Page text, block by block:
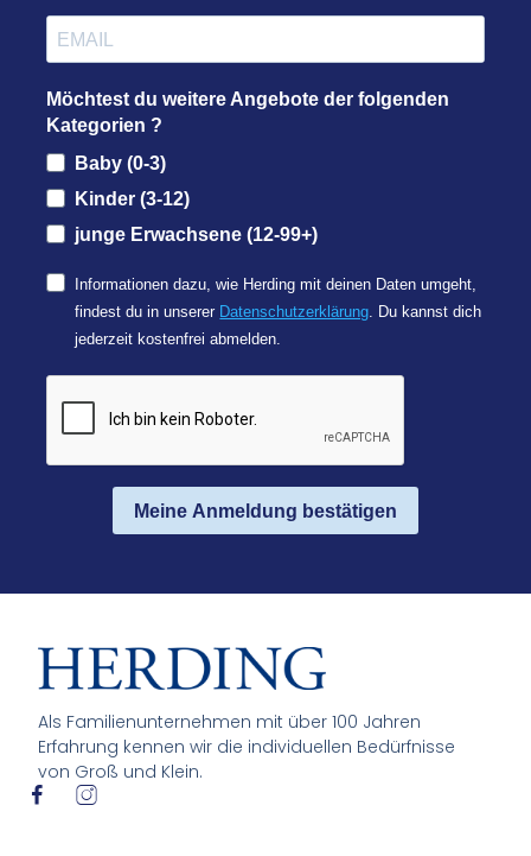
Möchtest du weitere Angebote der folgenden
Kategorien ?
Baby (0-3)
Kinder (3-12)
junge Erwachsene (12-99+)
Informationen dazu, wie Herding mit deinen Daten umgeht,
findest du in unserer Datenschutzerklärung. Du kannst dich
jederzeit kostenfrei abmelden.
Meine Anmeldung bestätigen
Als Familienunternehmen mit über 100 Jahren
Erfahrung kennen wir die individuellen Bedürfnisse
von Groß und Klein.
I
I